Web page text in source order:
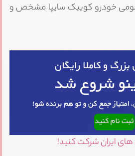
خودرو کوییک سایپا مشخص و
ایران شرکت کنید!